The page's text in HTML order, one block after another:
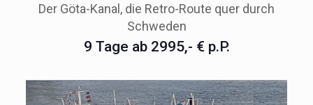
Der Göta-Kanal, die Retro-Route quer durch
Schweden
9 Tage ab 2995,- € p.P.